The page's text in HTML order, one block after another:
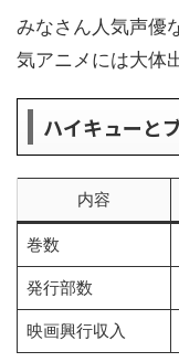
みなさん人気声優
気アニメには大体
ハイキューと
内容
巻数
発行部数
映画興行収入